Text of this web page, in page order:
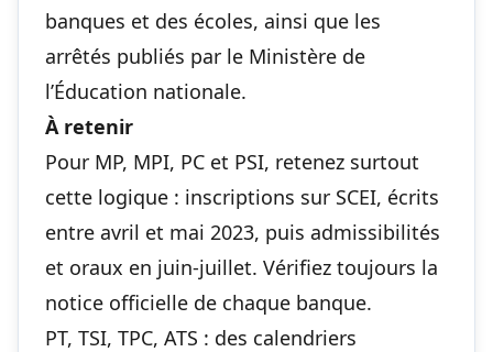
banques et des écoles, ainsi que les
arrêtés publiés par le Ministère de
l’Éducation nationale.
À retenir
Pour MP, MPI, PC et PSI, retenez surtout
cette logique : inscriptions sur SCEI, écrits
entre avril et mai 2023, puis admissibilités
et oraux en juin-juillet. Vérifiez toujours la
notice officielle de chaque banque.
PT, TSI, TPC, ATS : des calendriers